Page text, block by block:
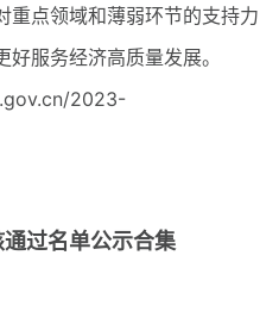
重点领域和薄弱环节的支持力
服务经济高质量发展。
2023-
过名单公示合集